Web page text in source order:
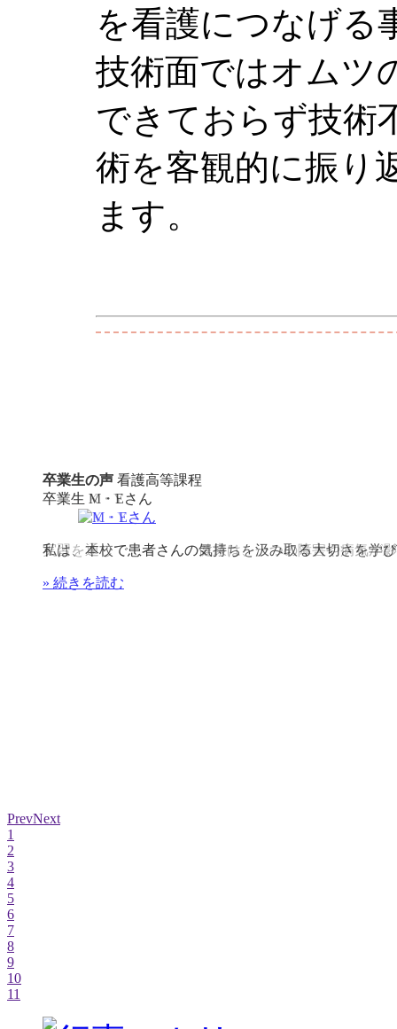
を看護につなげる
技術面ではオムツ
できておらず技術
術を客観的に振り
ます。
卒業生の声 看護高等課程
卒業生 M・Eさん
私は、本校で患者さんの気持ちを汲み取る大切さを学
» 続きを読む
卒業生の声 看護高等課程
卒業生 K・Yさん
実習を通して患者さんの健康は、一つの障害や病気が
» 続きを読む
PrevNext
1
2
3
4
5
6
7
8
9
10
11